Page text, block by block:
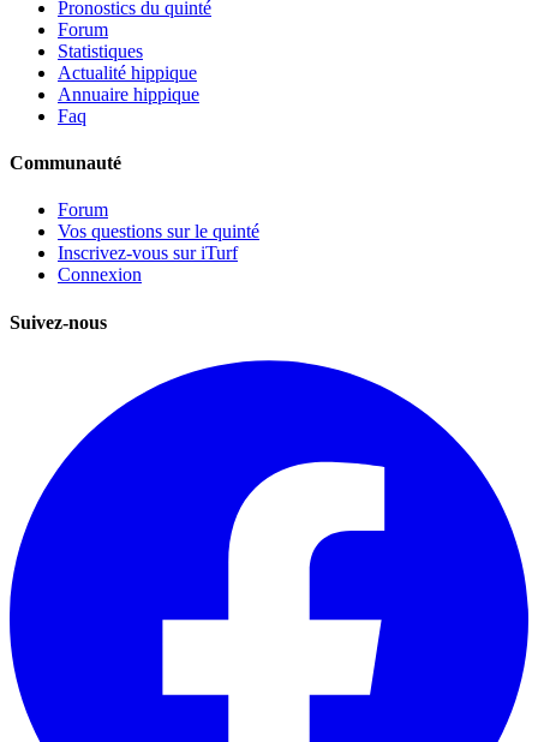
Pronostics du quinté
Forum
Statistiques
Actualité hippique
Annuaire hippique
Faq
Communauté
Forum
Vos questions sur le quinté
Inscrivez-vous sur iTurf
Connexion
Suivez-nous